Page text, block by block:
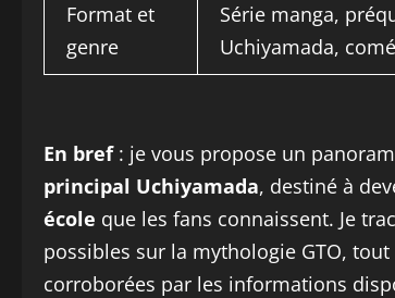
Format et
genre
Série manga,
Uchiyamada,
En bref: je vous propose un
principal Uchiyamada, destiné à
école que les fans connaissent. Je
possibles sur la mythologie GTO,
corroborées par les informations